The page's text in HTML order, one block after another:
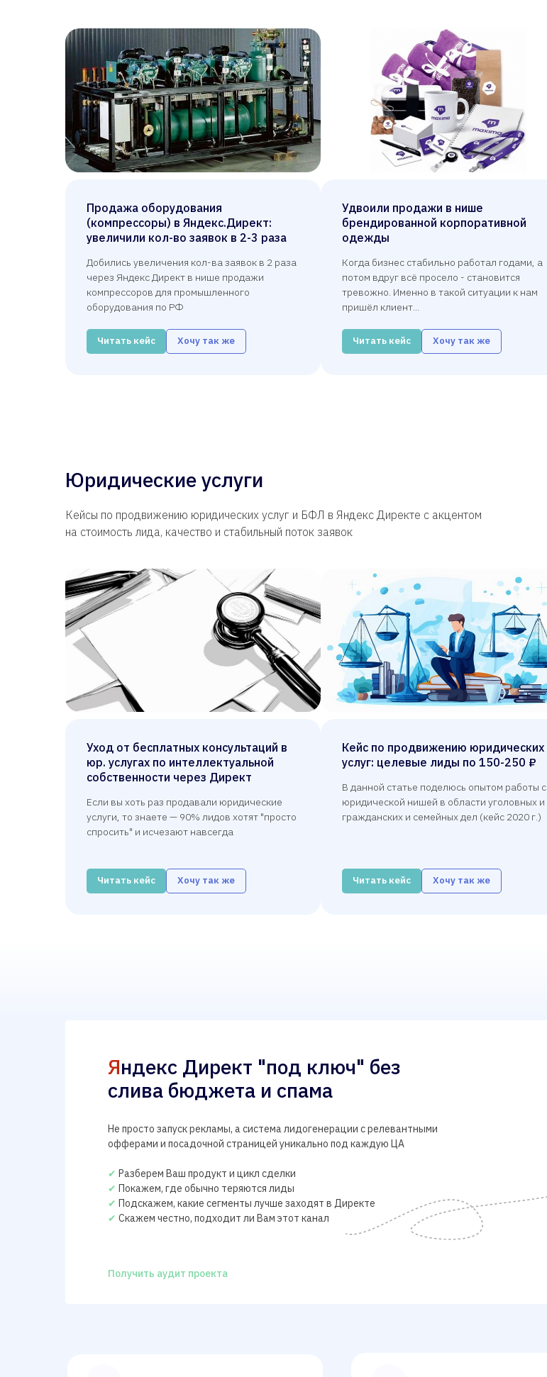
Продажа оборудования
(компрессоры) в Яндекс.Директ:
увеличили кол-во заявок в 2-3 раза
Добились увеличения кол-ва заявок в 2 раза
через Яндекс Директ в нише продажи
компрессоров для промышленного
оборудования по РФ
Читать кейс Хочу так же
Удвоили продажи в нише
брендированной корпоративной
одежды
Когда бизнес стабильно работал годами, а
потом вдруг всё просело - становится
тревожно. Именно в такой ситуации к нам
пришёл клиент...
Читать кейс Хочу так же
Юридические услуги
Кейсы по продвижению юридических услуг и БФЛ в Яндекс Директе с акцентом
на стоимость лида, качество и стабильный поток заявок
Уход от бесплатных консультаций в
юр. услугах по интеллектуальной
собственности через Директ
Если вы хоть раз продавали юридические
услуги, то знаете — 90% лидов хотят "просто
спросить" и исчезают навсегда
Читать кейс Хочу так же
Кейс по продвижению юридических
услуг: целевые лиды по 150-250 ₽
В данной статье поделюсь опытом работы с
юридической нишей в области уголовных и
гражданских и семейных дел (кейс 2020 г.)
Читать кейс Хочу так же
Яндекс Директ "под ключ" без
слива бюджета и спама
Не просто запуск рекламы, а система лидогенерации с релевантными
офферами и посадочной страницей уникально под каждую ЦА
✔ Разберем Ваш продукт и цикл сделки
✔ Покажем, где обычно теряются лиды
✔ Подскажем, какие сегменты лучше заходят в Директе
✔ Скажем честно, подходит ли Вам этот канал
Получить аудит проекта